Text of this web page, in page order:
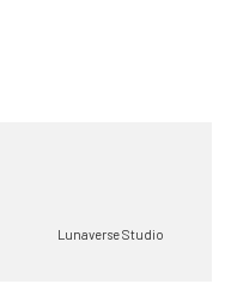
Lunaverse Studio